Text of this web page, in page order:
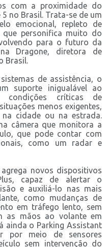
com a proximidade do
no Brasil. Trata-se de um
emocional, repleto de
que personifica muito do
para o futuro da
Dragone, diretora de
Brasil.
de assistência, o
suporte inigualável ao
condições críticas de
menos exigentes,
cidade ou na estrada.
câmera que monitora a
que pode contar com
como um radar e
novos dispositivos
capaz de alertar o
e auxiliá-lo nas mais
como mudanças de
em tráfego lento, sem
as mãos ao volante em
ainda o Parking Assistant
por meio de sensores
sem intervenção do